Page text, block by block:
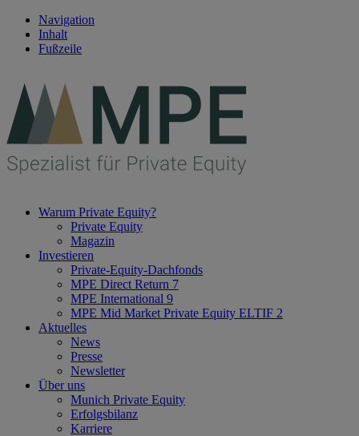
Navigation
Inhalt
Fußzeile
Warum Private Equity?
Private Equity
Magazin
Investieren
Private-Equity-Dachfonds
MPE Direct Return 7
MPE International 9
MPE Mid Market Private Equity ELTIF 2
Aktuelles
News
Presse
Newsletter
Über uns
Munich Private Equity
Erfolgsbilanz
Karriere